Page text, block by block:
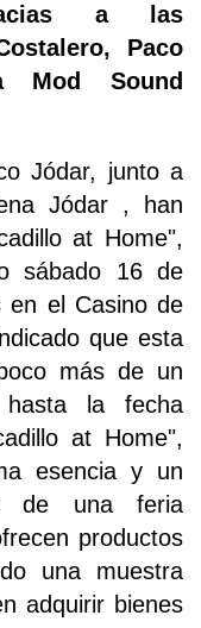
a las
Paco
Sound
Jódar, junto a
Jódar , han
at Home",
sábado 16 de
en el Casino de
que esta
más de un
hasta la fecha
at Home",
esencia y un
de una feria
productos
una muestra
adquirir bienes